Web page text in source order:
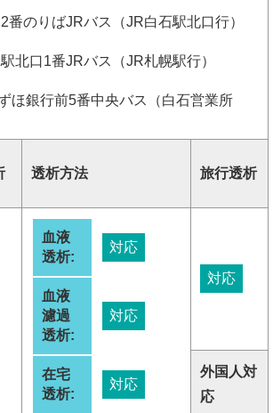
のりばJRバス（JR白石駅北口行）
口1番JRバス（JR札幌駅行）
行前5番中央バス（白石営業所
透析方法 旅行透析
血液
透析:
対応
血液
濾過
透析:
対応
在宅
透析:
対応
対応
外国人対
応